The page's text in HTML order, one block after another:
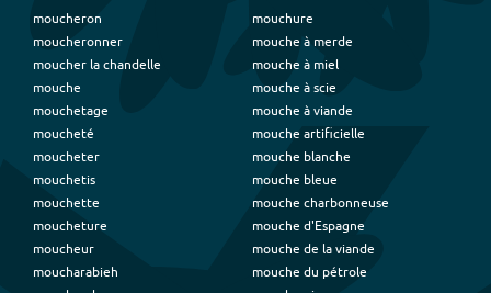
moucheron
moucheronner
moucher la chandelle
mouche
mouchetage
moucheté
moucheter
mouchetis
mouchette
moucheture
moucheur
moucharabieh
mouchure
mouche à merde
mouche à miel
mouche à scie
mouche à viande
mouche artificielle
mouche blanche
mouche bleue
mouche charbonneuse
mouche d'Espagne
mouche de la viande
mouche du pétrole